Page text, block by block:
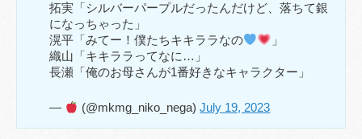
拓実「シルバーパープルだったんだけど、落ちて銀
になっちゃった」
滉平「みてー！僕たちキキララなの
」
織山「キキララってなに…」
長瀬「俺のお母さんが1番好きなキャラクター」
— (@mkmg_niko_nega)July 19, 2023